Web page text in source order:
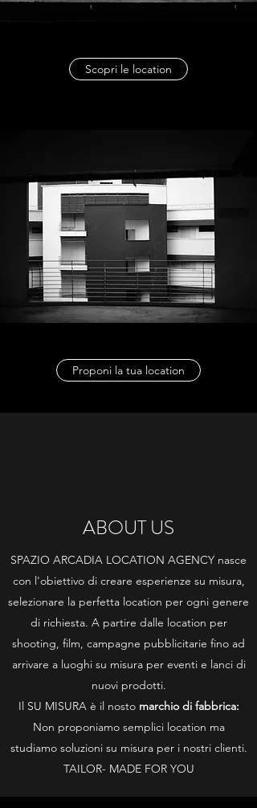
Scopri le location
Proponi la tua location
ABOUT US
SPAZIO ARCADIA LOCATION AGENCY nasce
con l'obiettivo di creare esperienze su misura,
selezionare la perfetta location per ogni genere
di richiesta. A partire dalle location per
shooting, film, campagne pubblicitarie fino ad
arrivare a luoghi su misura per eventi e lanci di
nuovi prodotti.
Il SU MISURA è il nosto marchio di fabbrica:
Non proponiamo semplici location ma
studiamo soluzioni su misura per i nostri clienti.
TAILOR- MADE FOR YOU